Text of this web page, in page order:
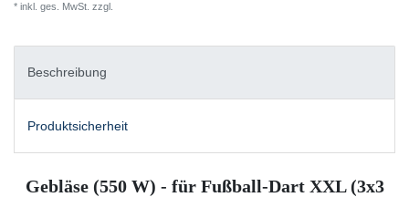
* inkl. ges. MwSt. zzgl.
Beschreibung
Produktsicherheit
Gebläse (550 W) - für Fußball-Dart XXL (3x3